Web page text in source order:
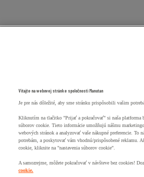
Vitajte na webovej stránke spoločnosti Manutan
Je pre nás dôležité, aby sme stránku prispôsobili vašim
Kliknutím na tlačitko "Prijať a pokračovať" si naša platforma
súborov cookie. Tieto informácie umožňujú nášmu
webových stránok a analyzovať vaše nákupné preferencie.
potrebám, a poskytovať vám vhodnú/prispôsobené reklamu.
cookie, kliknite na "nastavenia súborov cookie".
A samozrejme, môžete pokračovať v návšteve bez cookies!
cookie.